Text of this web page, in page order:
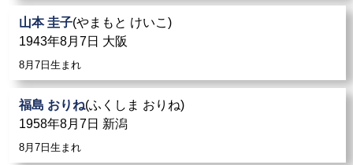
山本 圭子(やまもと けいこ)
1943年8月7日 大阪
8月7日生まれ
福島 おりね(ふくしま おりね)
1958年8月7日 新潟
8月7日生まれ